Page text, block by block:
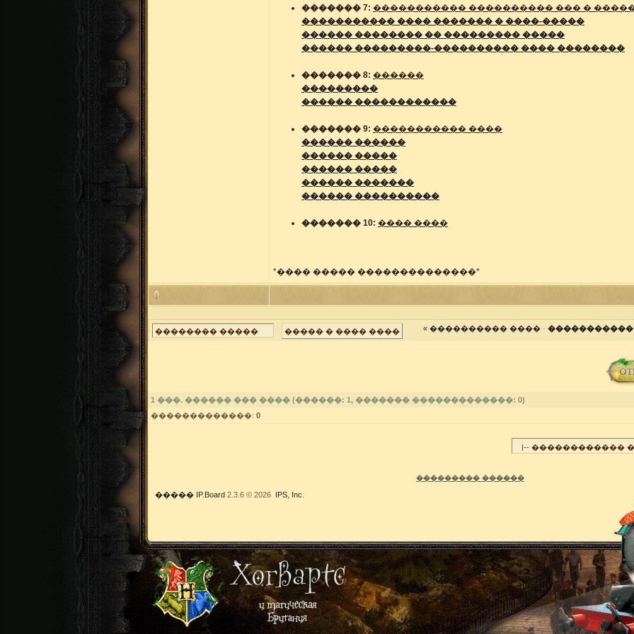
������� 7: ����������� ���������� ��� �
����������� ���� ������� � ����-�����
������ �������� �� ��������� �����
������ ���������-���������� ���� ��������
������� 8: ������
���������
������ ������������
������� 9: ����������� ����
������ ������
������ �����
������ �����
������ �������
������ ����������
������� 10: ���� ����
*���� ����� ��������������*
« ���������� ���� ·
1 ���. ������ ��� ���� (������: 1, ������� �������������: 0)
�������������: 0
��������� ������
����� IP.Board 2.3.6 © 2026 IPS, Inc